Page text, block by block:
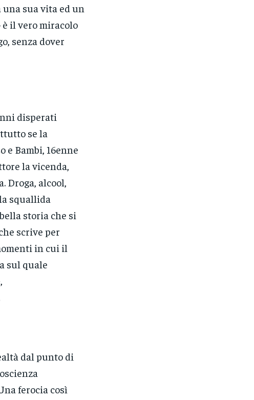
sua vita ed un
il vero miracolo
senza dover
disperati
se la
e Bambi, 16enne
la vicenda,
Droga, alcool,
squallida
storia che si
scrive per
in cui il
sul quale
dal punto di
ferocia così